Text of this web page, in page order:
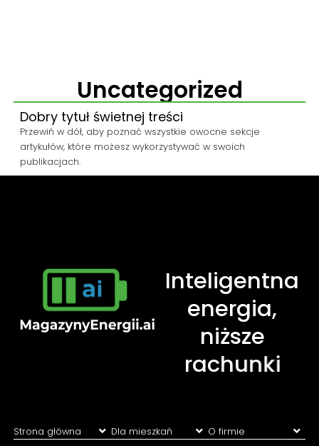
Uncategorized
Dobry tytuł świetnej treści
Przewiń w dół, aby poznać wszystkie owocne sekcje
artykułów, które możesz wykorzystywać w swoich
publikacjach.
Inteligentna
energia,
niższe
rachunki
Strona główna
Dla mieszkań
O firmie